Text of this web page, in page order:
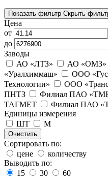
Показать фильтр Скрыть
Цена
от
до
Заводы
АО «ЛТЗ»
АО «ОМЗ»
«Уралхиммаш»
ООО
Технологии»
ООО
ПНТЗ
Филиал ПАО
ТАГМЕТ
Филиал ПАО
Единицы измерения
ШТ
М
Очистить
Сортировать по:
цене
количеству
Выводить по:
15
30 60